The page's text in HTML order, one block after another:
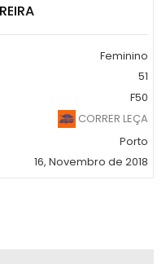
Feminino
51
F50
CORRER LEÇA
Porto
16, Novembro de 2018